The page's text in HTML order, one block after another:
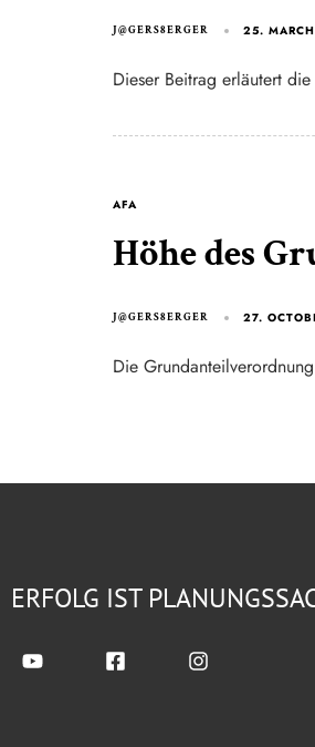
J@GERS8ERGER 25.
Dieser Beitrag erläutert
AFA
Höhe des
J@GERS8ERGER 27.
Die
ERFOLG IST